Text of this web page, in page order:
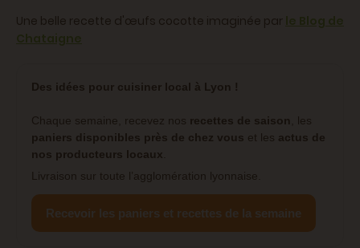
Une belle recette d'œufs cocotte imaginée par le Blog de
Chataigne
Des idées pour cuisiner local à Lyon !
Chaque semaine, recevez nos recettes de saison
, les
paniers disponibles près de chez vous et les actus de
nos producteurs locaux
Livraison sur toute l’agglomération lyonnaise.
Recevoir les paniers et recettes de la semaine